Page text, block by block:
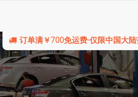
订单满￥700免运费-仅限中国大